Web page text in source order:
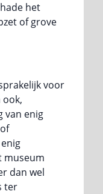
het
of grove
voor
ook,
van enig
museum
dan wel
ter